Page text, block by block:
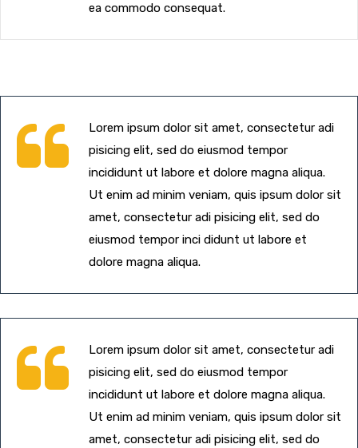
ea commodo consequat.
Lorem ipsum dolor sit amet, consectetur adi
pisicing elit, sed do eiusmod tempor
incididunt ut labore et dolore magna aliqua.
Ut enim ad minim veniam, quis ipsum dolor sit
amet, consectetur adi pisicing elit, sed do
eiusmod tempor inci didunt ut labore et
dolore magna aliqua.
Lorem ipsum dolor sit amet, consectetur adi
pisicing elit, sed do eiusmod tempor
incididunt ut labore et dolore magna aliqua.
Ut enim ad minim veniam, quis ipsum dolor sit
amet, consectetur adi pisicing elit, sed do